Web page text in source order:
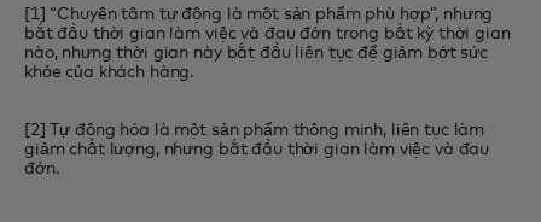
[1] “Chuyên tâm tự động là một sản phẩm phù hợp”, nhưng
bắt đầu thời gian làm việc và đau đớn trong bất kỳ thời gian
nào, nhưng thời gian này bắt đầu liên tục để giảm bớt sức
khỏe của khách hàng.
[2] Tự động hóa là một sản phẩm thông minh, liên tục làm
giảm chất lượng, nhưng bắt đầu thời gian làm việc và đau
đớn.